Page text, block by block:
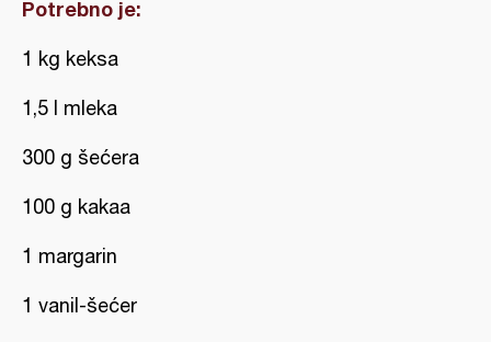
Potrebno je:
1 kg keksa
1,5 l mleka
300 g šećera
100 g kakaa
1 margarin
1 vanil-šećer